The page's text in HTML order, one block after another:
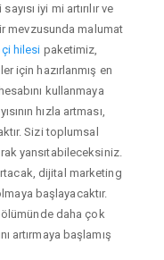
iyi mi artırılır ve
mevzusunda malumat
hilesi paketimiz,
için hazırlanmış en
kullanmaya
hızla artması,
Sizi toplumsal
yansıtabileceksiniz.
dijital marketing
başlayacaktır.
daha çok
artırmaya başlamış